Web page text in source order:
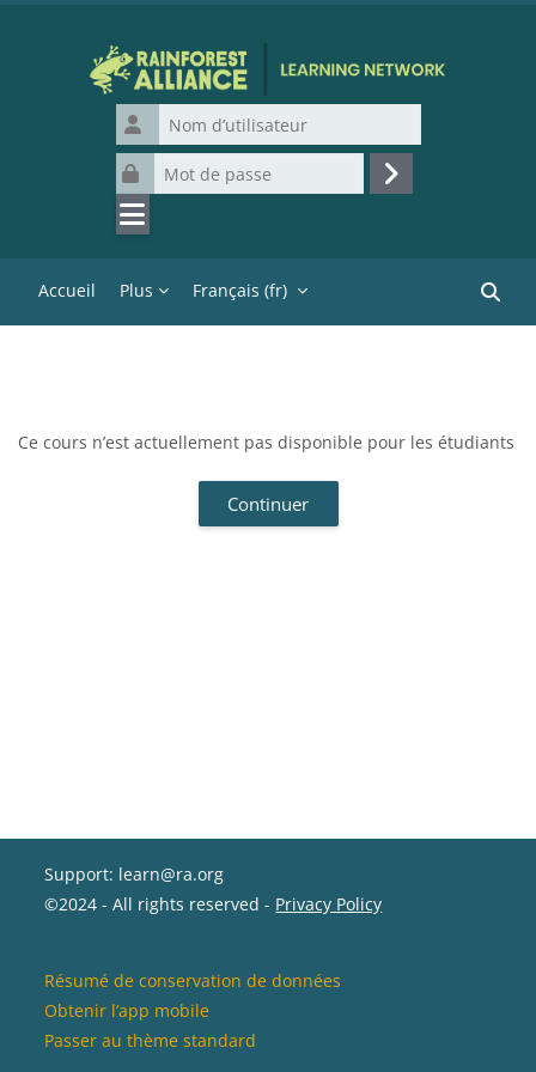
Nom d’utilisateur
Mot de passe
Connexion
Accueil Plus Français ‎(fr)‎
Ce cours n’est actuellement pas disponible pour les étudiants
Continuer
Support: learn@ra.org
©2024 - All rights reserved - Privacy Policy
Résumé de conservation de données
Obtenir l’app mobile
Passer au thème standard